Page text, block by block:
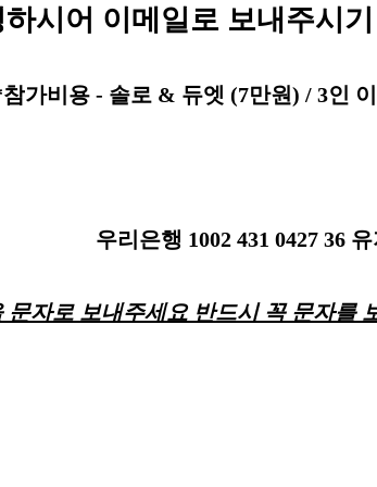
시어 이메일로 보내주시
가비용 - 솔로 & 듀엣 (7만원) / 3인
우리은행 1002 431 0427 36 유
문자로 보내주세요 반드시 꼭 문자를